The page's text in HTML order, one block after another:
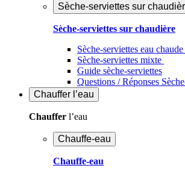
Sèche-serviettes sur
Sèche-serviettes sur chaudière
Sèche-serviettes eau chaude
Sèche-serviettes mixte
Guide sèche-serviettes
Questions / Réponses
Chauffer l’eau
Chauffer l’eau
Chauffe-eau
Chauffe-eau